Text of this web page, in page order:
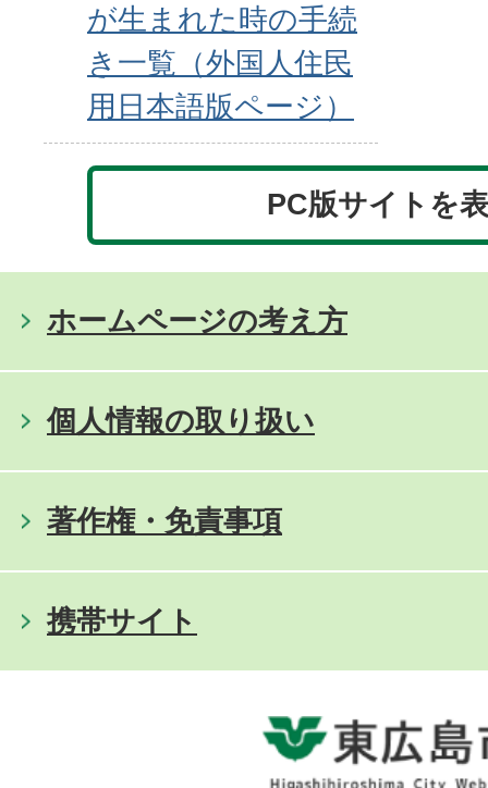
が生まれた時の手続
き一覧（外国人住民
用日本語版ページ）
PC版サイトを
ホームページの考え方
個人情報の取り扱い
著作権・免責事項
携帯サイト